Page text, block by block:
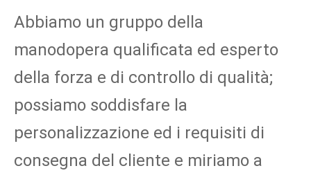
Abbiamo un gruppo della
manodopera qualificata ed esperto
della forza e di controllo di qualità;
possiamo soddisfare la
personalizzazione ed i requisiti di
consegna del cliente e miriamo a